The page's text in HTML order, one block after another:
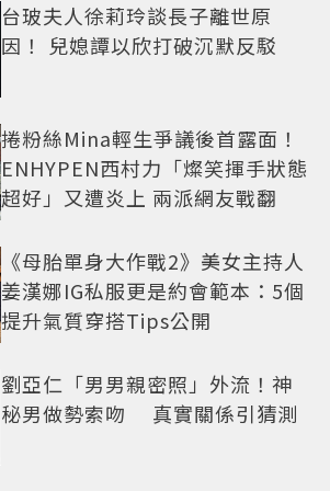
台玻夫人徐莉玲談長子離世原
因！ 兒媳譚以欣打破沉默反駁
捲粉絲Mina輕生爭議後首露面！
ENHYPEN西村力「燦笑揮手狀態
超好」又遭炎上 兩派網友戰翻
《母胎單身大作戰2》美女主持人
姜漢娜IG私服更是約會範本：5個
提升氣質穿搭Tips公開
劉亞仁「男男親密照」外流！神
秘男做勢索吻 真實關係引猜測